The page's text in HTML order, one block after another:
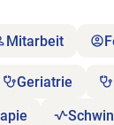
Mitarbeit
Geriatrie